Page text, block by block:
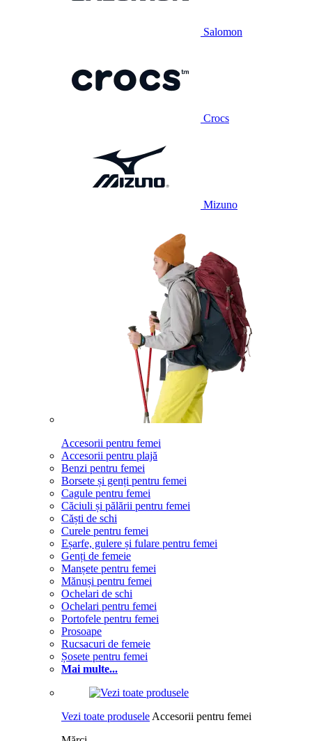
Salomon
Crocs
Mizuno
Accesorii pentru femei
Accesorii pentru plajă
Benzi pentru femei
Borsete și genți pentru femei
Cagule pentru femei
Căciuli și pălării pentru femei
Căști de schi
Curele pentru femei
Eșarfe, gulere și fulare pentru femei
Genți de femeie
Manșete pentru femei
Mănuși pentru femei
Ochelari de schi
Ochelari pentru femei
Portofele pentru femei
Prosoape
Rucsacuri de femeie
Șosete pentru femei
Mai multe...
Vezi toate produsele Accesorii pentru femei